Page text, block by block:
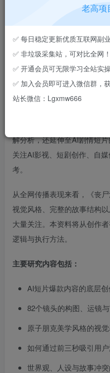
这是一份围绕热门AI短片《
建以及AI短片项目的创作思
解分析，还延伸至AI剧情短
关注AI影视、短剧创作、自
考。
从全网传播表现来看，《丧
视觉风格、完整的故事结构
大量关注。本资料将从创作
逻辑与执行方法。
主要研究内容包括：
AI短片爆款内容的底层
82个镜头的构图、运镜
原子朋克美学风格的视
如何通过前三秒吸引用
世界观、人设与故事冲
老高项
✅ 每日稳定更新优质互联网副
✅ 非垃圾采集站，可对比全网！
✅ 开通会员可无限学习全站实
✅ 加入会员即可进入微信群，
站长微信：Lgxmw666